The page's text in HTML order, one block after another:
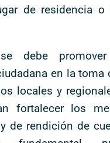
de residencia o
debe
en la toma
locales y
fortalecer los
de rendición de